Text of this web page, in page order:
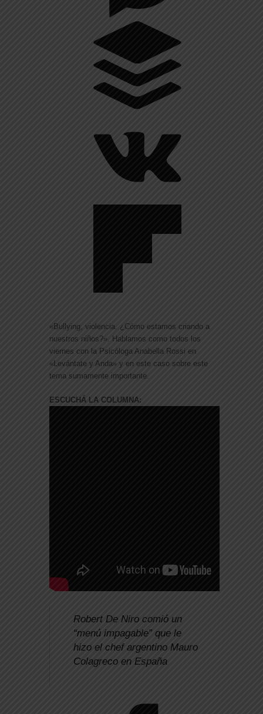
«Bullying, violencia. ¿Cómo estamos criando a
nuestros niños?». Hablamos como todos los
viernes con la Psicóloga Anabella Rossi en
«Levántate y Anda» y en este caso sobre este
tema sumamente importante.
ESCUCHÁ LA COLUMNA:
Robert De Niro comió un
“menú impagable” que le
hizo el chef argentino Mauro
Colagreco en España